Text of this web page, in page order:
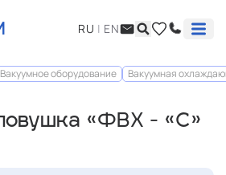
RU | EN
Вакуумное оборудование Вакуумная
«ФВХ - «С»